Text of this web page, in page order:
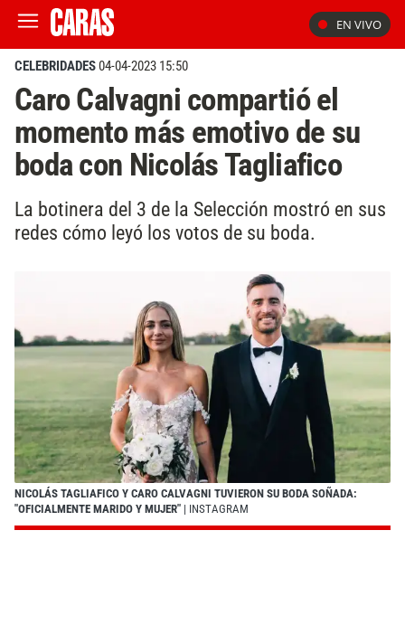
EN VIVO
CELEBRIDADES04-04-2023 15:50
Caro Calvagni compartió el
momento más emotivo de su
boda con Nicolás Tagliafico
La botinera del 3 de la Selección mostró en sus
redes cómo leyó los votos de su boda.
NICOLÁS TAGLIAFICO Y CARO CALVAGNI TUVIERON SU BODA SOÑADA:
"OFICIALMENTE MARIDO Y MUJER" | INSTAGRAM